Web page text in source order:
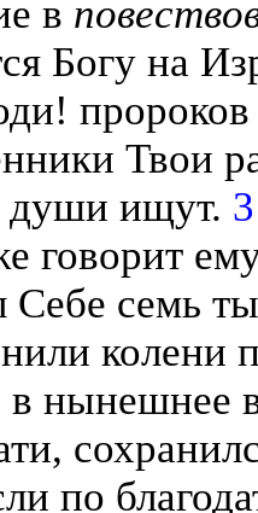
в
Богу на
Твои
души ищут.
говорит
Себе семь
колени
в нынешнее
по